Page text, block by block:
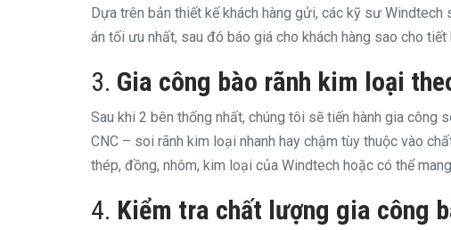
Dựa trên bản thiết kế khách hàng gửi, các kỹ sư
án tối ưu nhất, sau đó báo giá cho khách hàng sao cho tiết
3. Gia công bào rãnh kim loại
Sau khi 2 bên thống nhất, chúng tôi sẽ tiến hành gia
CNC – soi rãnh kim loại nhanh hay chậm tùy thuộc vào
thép, đồng, nhôm, kim loại của Windtech hoặc có thể
4. Kiểm tra chất lượng gia công